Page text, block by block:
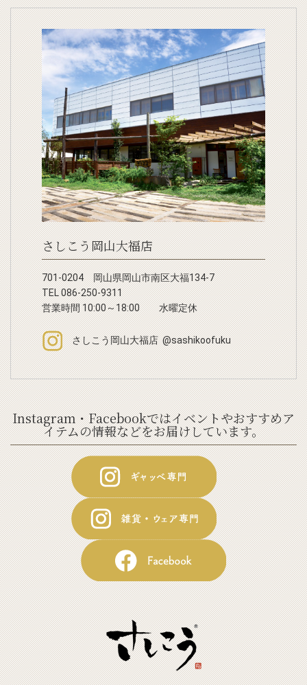
さしこう岡山大福店
701-0204 岡山県岡山市南区大福134-7
TEL 086-250-9311
営業時間 10:00～18:00 水曜定休
さしこう岡山大福店 @sashikoofuku
Instagram・Facebookではイベントやおすすめア
イテムの情報などをお届けしています。